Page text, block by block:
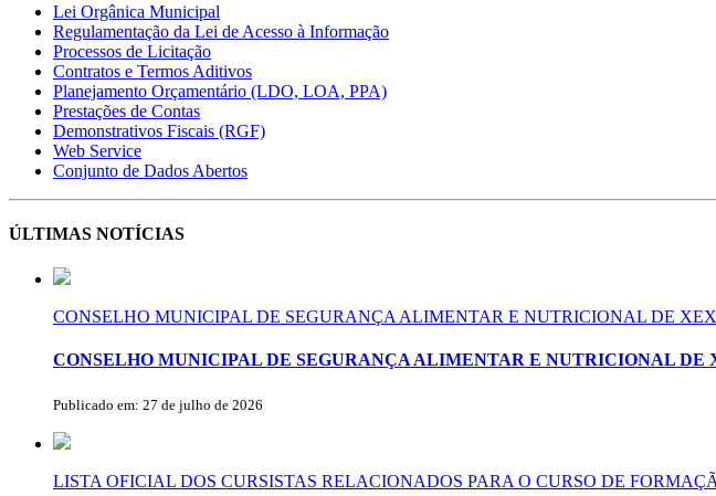
Lei Orgânica Municipal
Regulamentação da Lei de Acesso à Informação
Processos de Licitação
Contratos e Termos Aditivos
Planejamento Orçamentário (LDO, LOA, PPA)
Prestações de Contas
Demonstrativos Fiscais (RGF)
Web Service
Conjunto de Dados Abertos
ÚLTIMAS NOTÍCIAS
CONSELHO MUNICIPAL DE SEGURANÇA ALIMENTAR E NUTRICIONAL DE
CONSELHO MUNICIPAL DE SEGURANÇA ALIMENTAR E NUTRICIONAL
Publicado em: 27 de julho de 2026
LISTA OFICIAL DOS CURSISTAS RELACIONADOS PARA O CURSO DE